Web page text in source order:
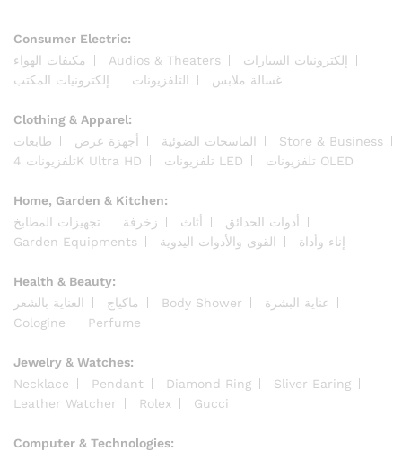
Consumer Electric:
مكيفات الهواء
Audios & Theaters
إلكترونيات السيارات
إلكترونيات المكتب
التلفزيونات غسالة ملابس
Clothing & Apparel:
طابعات
أجهزة عرض الماسحات الضوئية
Store & Business
تلفزيونات 4K Ultra HD
تلفزيونات LED تلفزيونات OLED
Home, Garden & Kitchen:
تجهيزات المطابخ
زخرفة أثاث
أدوات الحدائق
Garden Equipments
القوى والأدوات اليدوية إناء وأداة
Health & Beauty:
العناية بالشعر
ماكياج Body Shower
عناية البشرة
Cologine
Perfume
Jewelry & Watches:
Necklace
Pendant Diamond Ring
Sliver Earing
Leather Watcher
Rolex Gucci
Computer & Technologies: